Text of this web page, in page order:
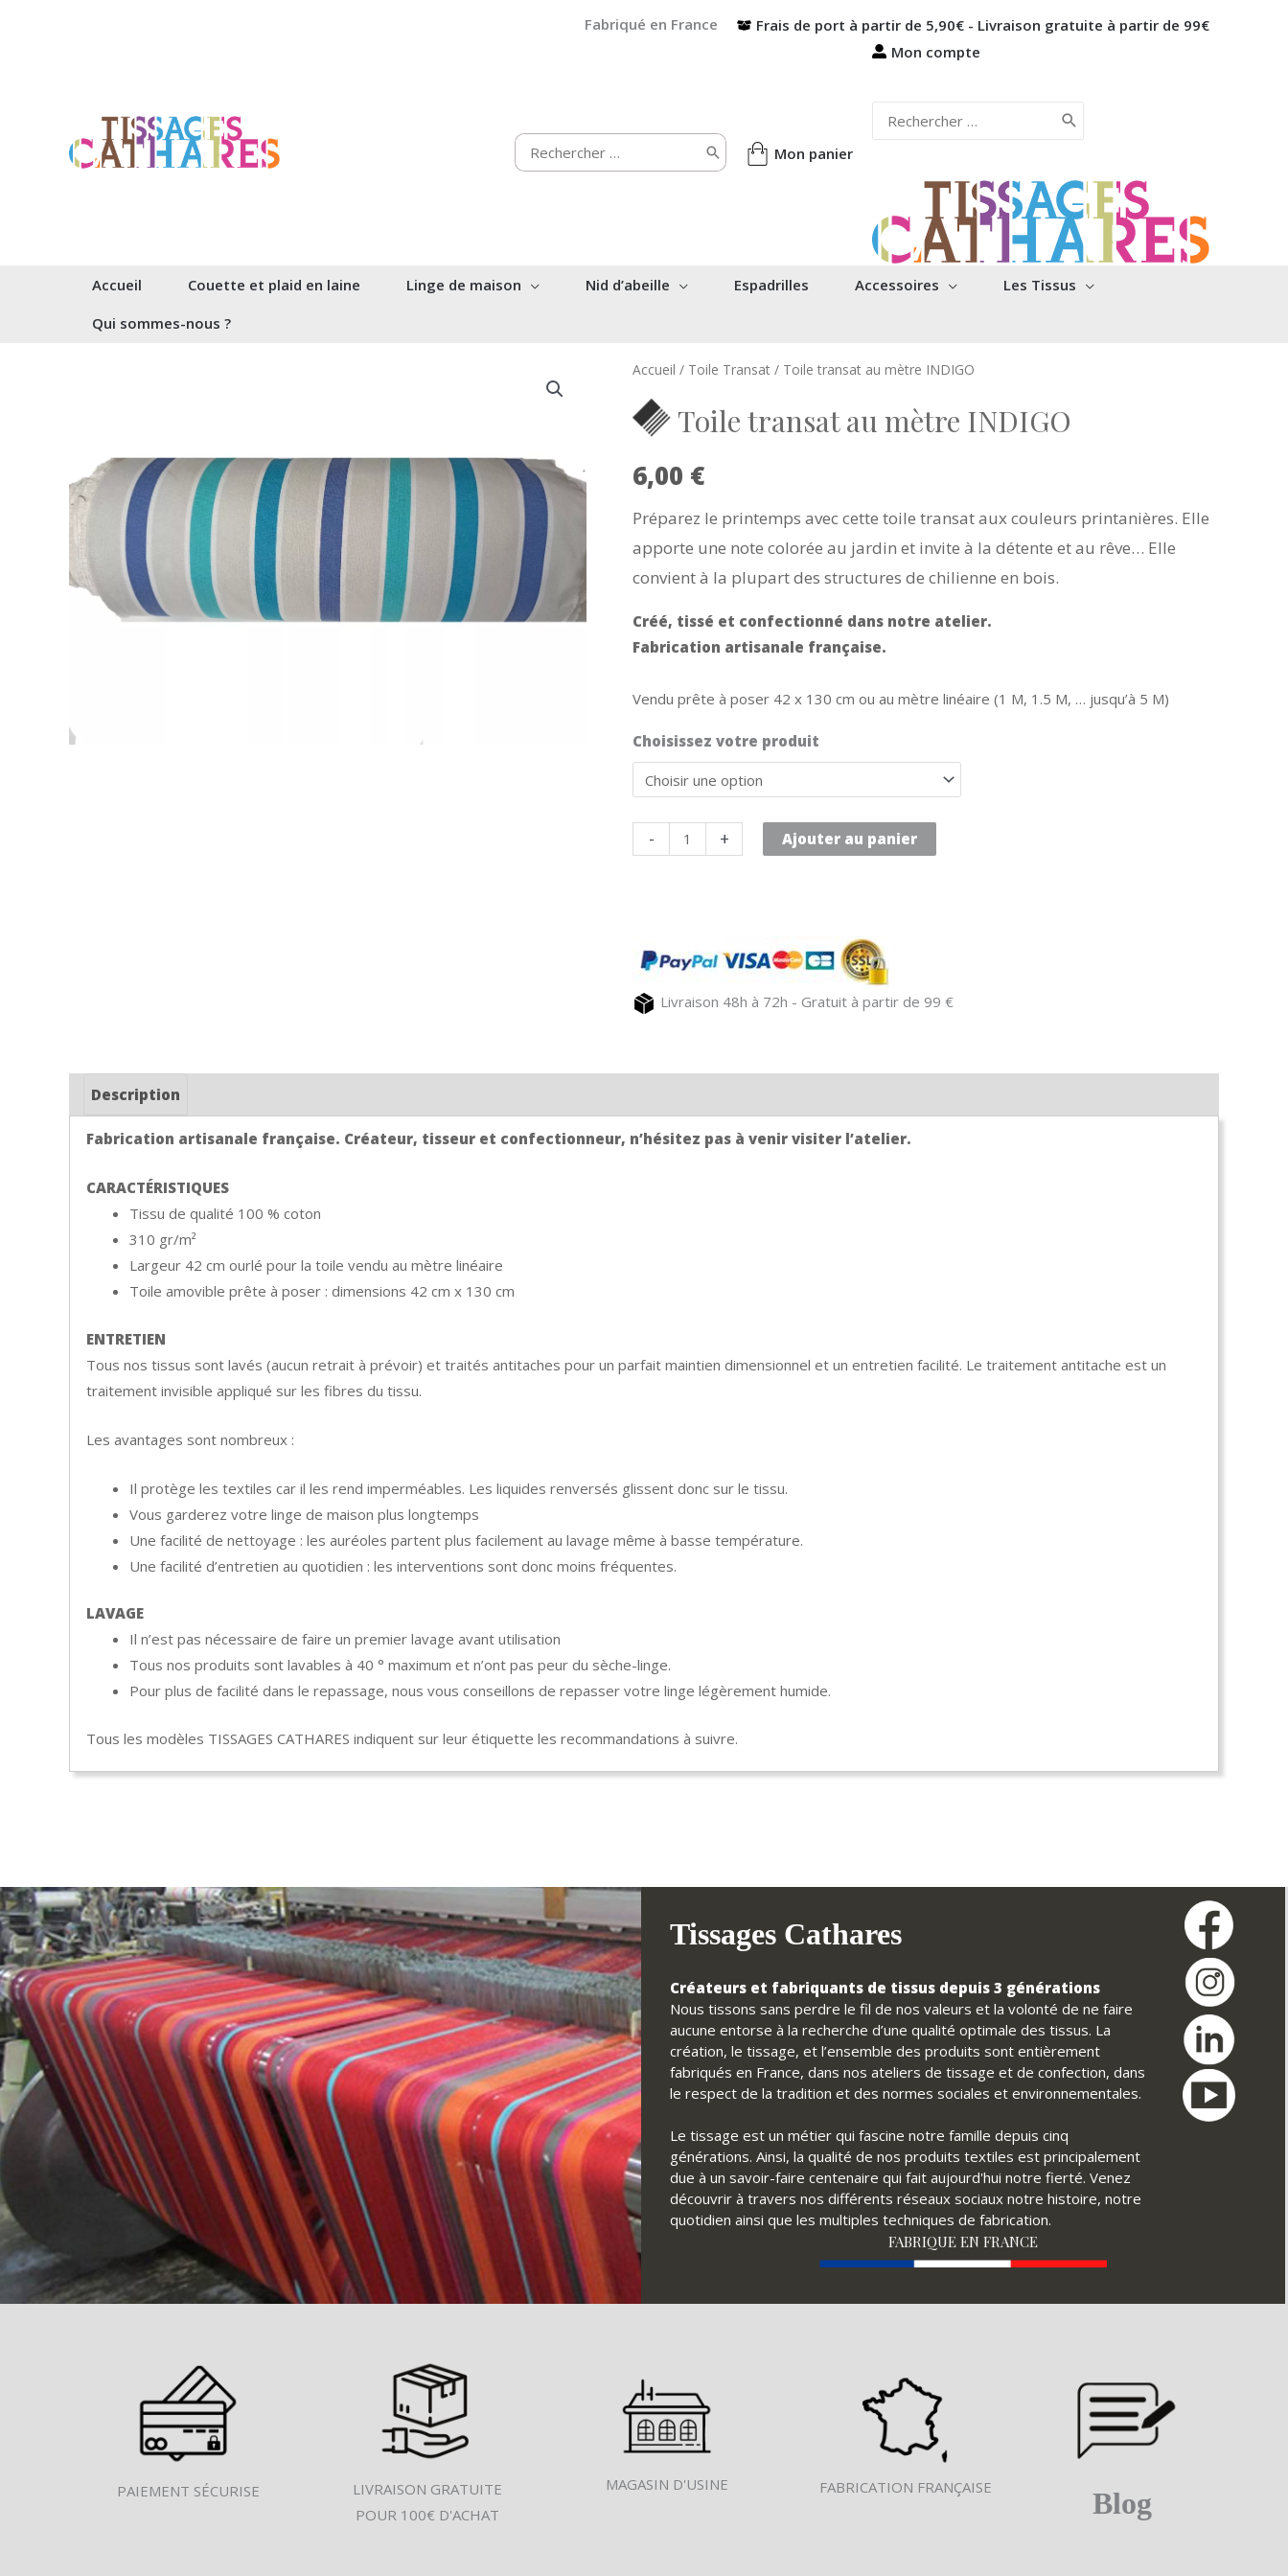
Fabriqué en France Frais de port à partir de 5,90€ - Livraison gratuite à partir de 99€
Rechercher:
Mon panier
Mon compte
Accueil Couette et plaid en laine Linge de maison Nid d’abeille Espadrilles Accessoires
Les Tissus
Qui sommes-nous ?
Accueil / Toile Transat / Toile transat au mètre INDIGO
Toile transat au mètre INDIGO
6,00 €
Préparez le printemps avec cette toile transat aux couleurs printanières. Elle
apporte une note colorée au jardin et invite à la détente et au rêve… Elle
convient à la plupart des structures de chilienne en bois.
Créé, tissé et confectionné dans notre atelier.
Fabrication artisanale française.
Vendu prête à poser 42 x 130 cm ou au mètre linéaire (1 M, 1.5 M, … jusqu’à 5 M)
Choisissez votre produit
-
quantité
de
mètre
INDIGO
+ Ajouter au panier
Livraison 48h à 72h - Gratuit à partir de 99 €
Description
Fabrication artisanale française. Créateur, tisseur et confectionneur, n’hésitez pas à venir visiter l’atelier.
CARACTÉRISTIQUES
Tissu de qualité 100 % coton
310 gr/m²
Largeur 42 cm ourlé pour la toile vendu au mètre linéaire
Toile amovible prête à poser : dimensions 42 cm x 130 cm
ENTRETIEN
Tous nos tissus sont lavés (aucun retrait à prévoir) et traités antitaches pour un parfait maintien dimensionnel et un entretien facilité. Le traitement antitache est un
traitement invisible appliqué sur les fibres du tissu.
Les avantages sont nombreux :
Il protège les textiles car il les rend imperméables. Les liquides renversés glissent donc sur le tissu.
Vous garderez votre linge de maison plus longtemps
Une facilité de nettoyage : les auréoles partent plus facilement au lavage même à basse température.
Une facilité d’entretien au quotidien : les interventions sont donc moins fréquentes.
LAVAGE
Il n’est pas nécessaire de faire un premier lavage avant utilisation
Tous nos produits sont lavables à 40 ° maximum et n’ont pas peur du sèche-linge.
Pour plus de facilité dans le repassage, nous vous conseillons de repasser votre linge légèrement humide.
Tous les modèles TISSAGES CATHARES indiquent sur leur étiquette les recommandations à suivre.
Tissages Cathares
Créateurs et fabriquants de tissus depuis 3 générations
Nous tissons sans perdre le fil de nos valeurs et la volonté de ne faire
aucune entorse à la recherche d’une qualité optimale des tissus. La
création, le tissage, et l’ensemble des produits sont entièrement
fabriqués en France, dans nos ateliers de tissage et de confection, dans
le respect de la tradition et des normes sociales et environnementales.
Le tissage est un métier qui fascine notre famille depuis cinq
générations. Ainsi, la qualité de nos produits textiles est principalement
due à un savoir-faire centenaire qui fait aujourd'hui notre fierté. Venez
découvrir à travers nos différents réseaux sociaux notre histoire, notre
quotidien ainsi que les multiples techniques de fabrication.
FABRIQUE EN FRANCE
PAIEMENT SÉCURISE
LIVRAISON GRATUITE
POUR 100€ D'ACHAT
MAGASIN D'USINE FABRICATION FRANÇAISE Blog